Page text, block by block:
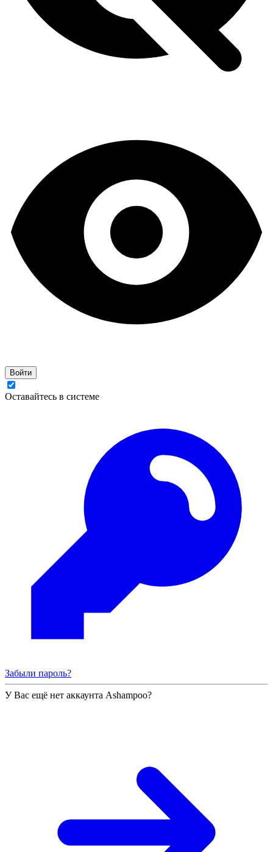
Войти
Оставайтесь в системе
Забыли пароль?
У Вас ещё нет аккаунта Ashampoo?